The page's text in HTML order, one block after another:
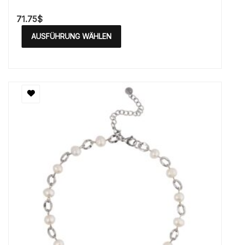
71.75$
AUSFÜHRUNG WÄHLEN